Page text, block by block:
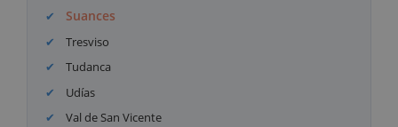
Suances
Tresviso
Tudanca
Udías
Val de San Vicente